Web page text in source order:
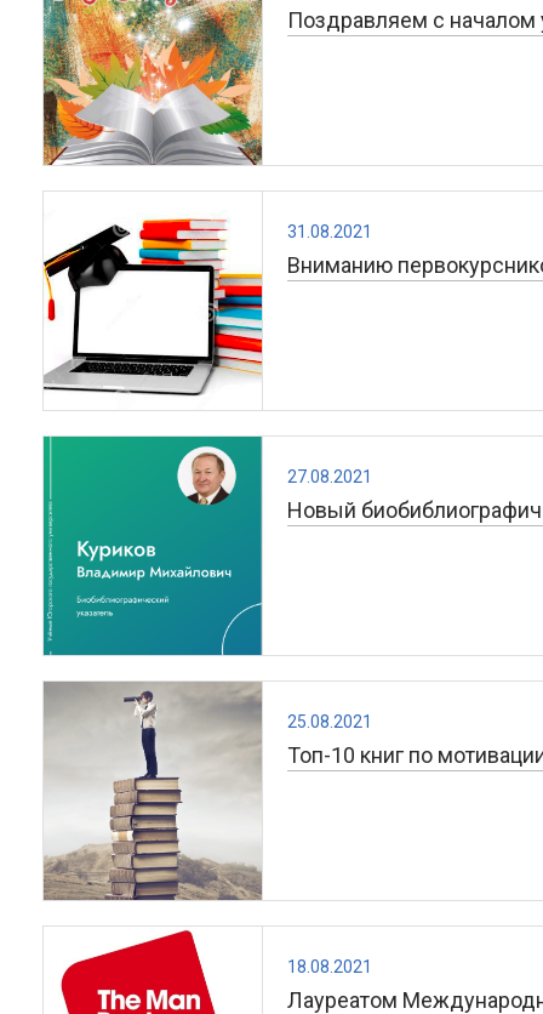
Поздравляем с началом
31.08.2021
Вниманию
27.08.2021
Новый
25.08.2021
Топ-10 книг по
18.08.2021
Лауреатом